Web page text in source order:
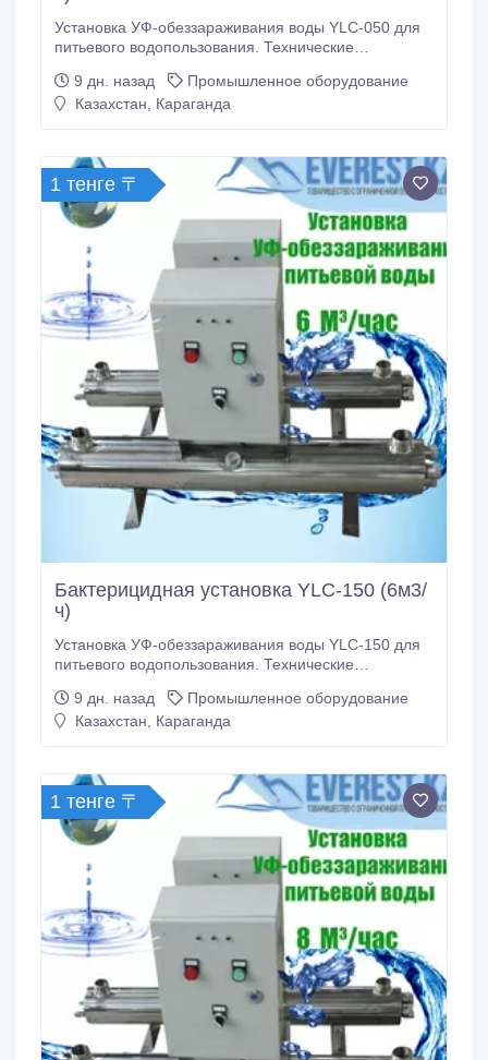
Установка УФ-обеззараживания воды YLC-050 для
питьевого водопользования. Технические
Давление, кгс/см2 (min…max): 2…6
Гидравлическое сопротивление в установке, кгс/
9 дн. назад
Промышленное оборудование
Казахстан, Караганда
1 тенге 〒
Бактерицидная установка YLC-150 (6м3/
ч)
Установка УФ-обеззараживания воды YLC-150 для
питьевого водопользования. Технические
Давление, кгс/см2 (min…max): 2…6
Гидравлическое сопротивление в установке, кгс/
9 дн. назад
Промышленное оборудование
Казахстан, Караганда
1 тенге 〒